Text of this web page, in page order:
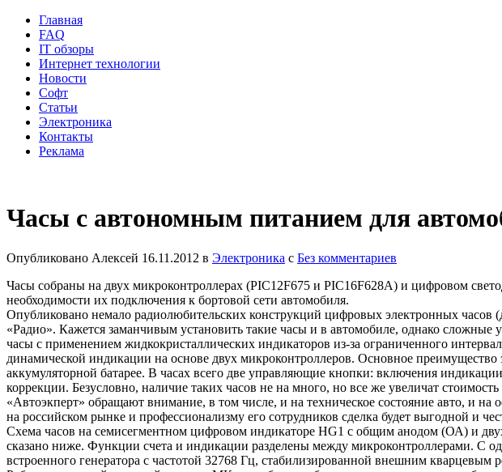
Главная
FAQ
IT обзоры
Интернет технологии
Новости
Софт
Статьи
Электроника
Контакты
Реклама
Часы с автономным питанием для
Опубликовано Алексей 16.11.2012 в Электроника с Без комментариев
Часы собраны на двух микроконтроллерах (PIC12F675 и PIC16F628A) и цифровом
необходимости их подключения к бортовой сети автомобиля.
Опубликовано немало радиолюбительских конструкций цифровых электронных
«Радио». Кажется заманчивым установить такие часы и в автомобиле, однако
часы с применением жидкокристаллических индикаторов из-за ограниченного
динамической индикации на основе двух микроконтроллеров. Основное
аккумуляторной батарее. В часах всего две управляющие кнопки: включения
коррекции. Безусловно, наличие таких часов не на много, но все же увеличат
«Автоэкперт» обращают внимание, в том числе, и на техническое состояние авто, и
на российском рынке и профессионализму его сотрудников сделка будет выгодной и
Схема часов на семисегментном цифровом индикаторе HG1 с общим анодом (ОА) и
сказано ниже. Функции счета и индикации разделены между микроконтроллерами. С
встроенного генератора с частотой 32768 Гц, стабилизированной внешним кварцевым